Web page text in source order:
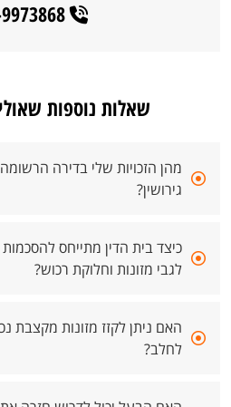
077-9973868
שאלות נוספות
מהן הזכויות שלי בדירה
גירושין?
כיצד בית הדין מתייחס להסכמות
לגבי מזונות וחלוקת רכוש?
האם ניתן לקזז מזונות מקצבת
לחלב?